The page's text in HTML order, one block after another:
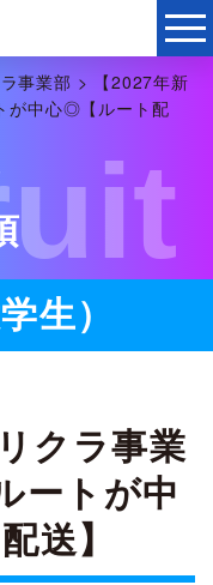
事業部 >
【2027年新
が中心◎【ルート配
生）
クラ事業
ートが中
送】